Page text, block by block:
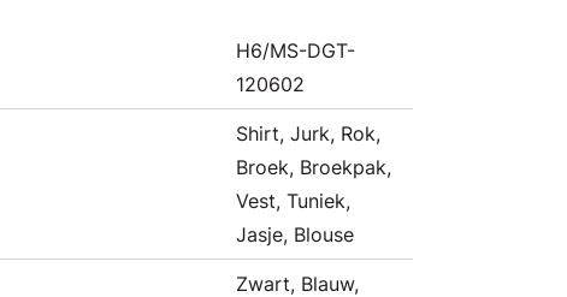
H6/MS-DGT-
120602
Shirt, Jurk, Rok,
Broek, Broekpak,
Vest, Tuniek,
Jasje, Blouse
Zwart, Blauw,